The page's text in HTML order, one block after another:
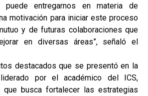
puede entregarnos en materia de
motivación para iniciar este proceso
y de futuras colaboraciones que
en diversas áreas”, señaló el
destacados que se presentó en la
por el académico del ICS,
que busca fortalecer las estrategias